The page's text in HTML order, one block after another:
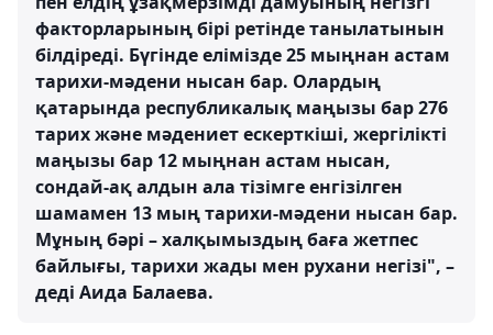
факторларының бірі ретінде танылатынын
білдіреді. Бүгінде елімізде 25 мыңнан астам
тарихи-мәдени нысан бар. Олардың
қатарында республикалық маңызы бар 276
тарих және мәдениет ескерткіші, жергілікті
маңызы бар 12 мыңнан астам нысан,
сондай-ақ алдын ала тізімге енгізілген
шамамен 13 мың тарихи-мәдени нысан бар.
Мұның бәрі – халқымыздың баға жетпес
байлығы, тарихи жады мен рухани негізі", –
деді Аида Балаева.